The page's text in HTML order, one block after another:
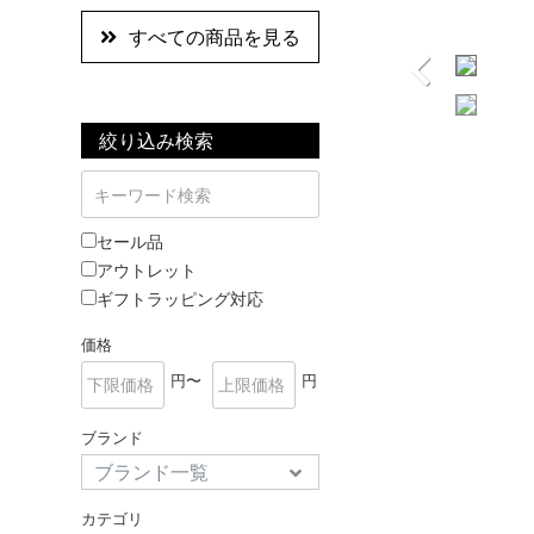
すべての商品を見る
絞り込み検索
セール品
アウトレット
ギフトラッピング対応
価格
円〜
円
ブランド
カテゴリ